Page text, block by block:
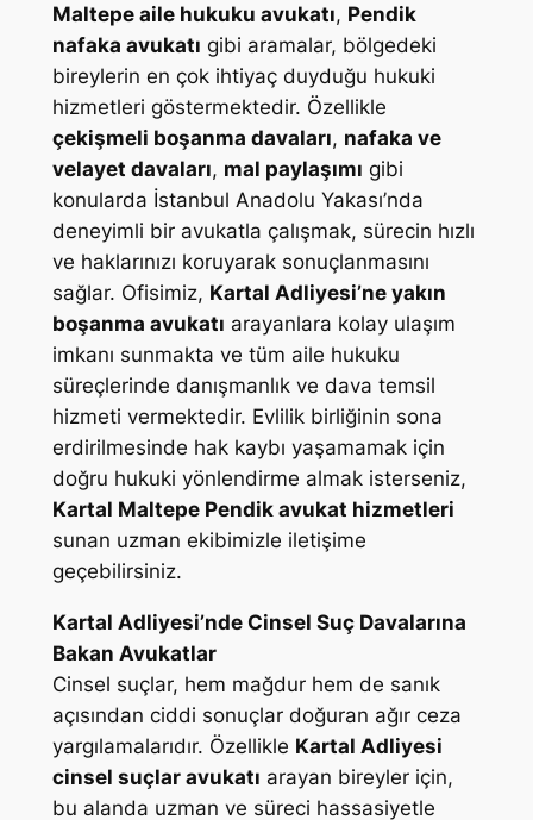
Maltepe aile hukuku avukatı, Pendik
nafaka avukatı gibi aramalar, bölgedeki
bireylerin en çok ihtiyaç duyduğu hukuki
hizmetleri göstermektedir. Özellikle
çekişmeli boşanma davaları, nafaka ve
velayet davaları, mal paylaşımı gibi
konularda İstanbul Anadolu Yakası’nda
deneyimli bir avukatla çalışmak, sürecin hızlı
ve haklarınızı koruyarak sonuçlanmasını
sağlar. Ofisimiz, Kartal Adliyesi’ne yakın
boşanma avukatı arayanlara kolay ulaşım
imkanı sunmakta ve tüm aile hukuku
süreçlerinde danışmanlık ve dava temsil
hizmeti vermektedir. Evlilik birliğinin sona
erdirilmesinde hak kaybı yaşamamak için
doğru hukuki yönlendirme almak isterseniz,
Kartal Maltepe Pendik avukat hizmetleri
sunan uzman ekibimizle iletişime
geçebilirsiniz.
Kartal Adliyesi’nde Cinsel Suç Davalarına
Bakan Avukatlar
Cinsel suçlar, hem mağdur hem de sanık
açısından ciddi sonuçlar doğuran ağır ceza
yargılamalarıdır. Özellikle Kartal Adliyesi
cinsel suçlar avukatı arayan bireyler için,
bu alanda uzman ve süreci hassasiyetle